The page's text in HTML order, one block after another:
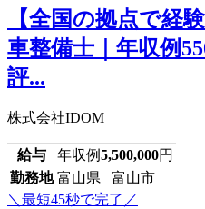
【全国の拠点で経
車整備士｜年収例
評...
株式会社IDOM
給与 年収例5,500,000円
勤務地 富山県 富山市
＼最短45秒で完了／